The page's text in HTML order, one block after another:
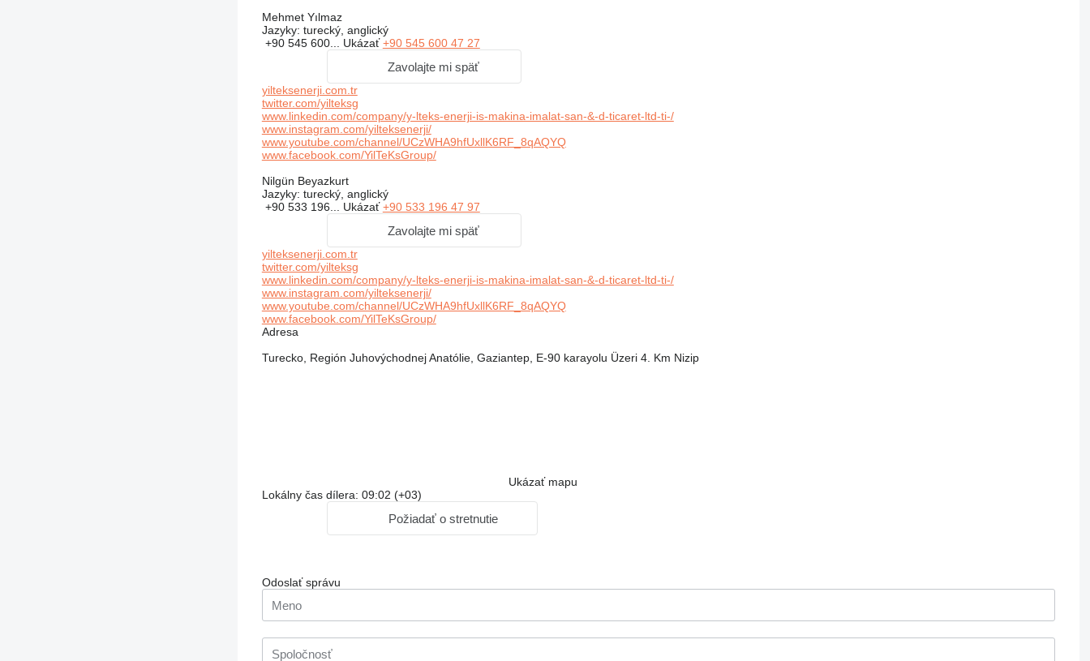
Mehmet Yılmaz
Jazyky: turecký, anglický
+90 545 600... Ukázať+90 545 600 47 27
Zavolajte mi späť
yilteksenerji.com.tr
twitter.com/yilteksg
www.linkedin.com/company/y-lteks-enerji-is-makina-imalat-san-&-d-ticaret-ltd-ti-/
www.instagram.com/yilteksenerji/
www.youtube.com/channel/UCzWHA9hfUxllK6RF_8qAQYQ
www.facebook.com/YilTeKsGroup/
Nilgün Beyazkurt
Jazyky: turecký, anglický
+90 533 196... Ukázať+90 533 196 47 97
Zavolajte mi späť
yilteksenerji.com.tr
twitter.com/yilteksg
www.linkedin.com/company/y-lteks-enerji-is-makina-imalat-san-&-d-ticaret-ltd-ti-/
www.instagram.com/yilteksenerji/
www.youtube.com/channel/UCzWHA9hfUxllK6RF_8qAQYQ
www.facebook.com/YilTeKsGroup/
Adresa
Turecko, Región Juhovýchodnej Anatólie, Gaziantep, E-90 karayolu Üzeri 4. Km Nizip
Ukázať mapu
Lokálny čas dílera: 09:02 (+03)
Požiadať o stretnutie
Odoslať správu